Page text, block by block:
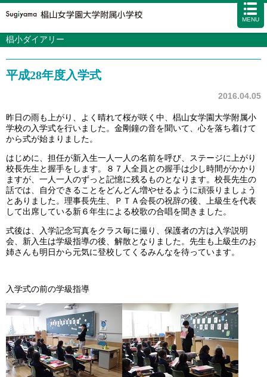
MENU
学校案内 カリキュラム
入試情報
アクセス 資料請求
椙小ダイアリー
平成28年度入学式
2016.04.05
昨日の雨も上がり、よく晴れて桜が咲く中、椙山女学園大学附属小
学校の入学式を行いました。金剛鐘の音を聞いて、心を落ち着けて
から式が始まりました。
はじめに、担任が新入生一人一人の名前を呼び、ステージに上がり
校長先生と握手をします。８７人全員との握手は少し時間がかかり
ますが、一人一人のずっと記憶に残るものとなります。校長先生の
話では、自分できることをどんどん増やせるように頑張りましょう
とありました。理事長先生、ＰＴＡ会長の祝辞の後、上級生を代表
して出席している新６年生による校歌の合唱を聞きました。
式後は、入学記念写真をクラス毎に撮り、保護者の方は入学説明
会、新入生は学級指導の後、解散となりました。先生も上級生のお
姉さんも明日から元気に登校してくるみんなを待っています。
入学式の前の学級指導